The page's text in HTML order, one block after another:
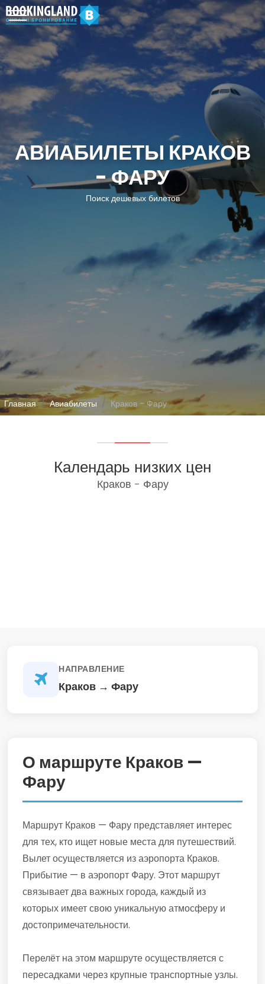
АВИАБИЛЕТЫ КРАКОВ
- ФАРУ
Поиск дешевых билетов
Главная Авиабилеты Краков - Фару
Календарь низких цен
Краков - Фару
НАПРАВЛЕНИЕ
Краков → Фару
О маршруте Краков —
Фару
Маршрут Краков — Фару представляет интерес
для тех, кто ищет новые места для путешествий.
Вылет осуществляется из аэропорта Краков.
Прибытие — в аэропорт Фару. Этот маршрут
связывает два важных города, каждый из
которых имеет свою уникальную атмосферу и
достопримечательности.
Перелёт на этом маршруте осуществляется с
пересадками через крупные транспортные узлы.